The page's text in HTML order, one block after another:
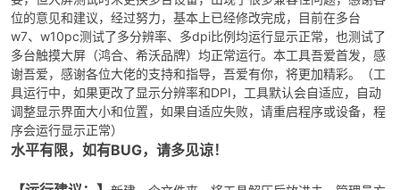
位的意见和建议，经过努力，基本上已经修改完成，目前在多台
w7、w10pc测试了多分辨率、多dpi比例均运行显示正常，也测试了
多台触摸大屏（鸿合、希沃品牌）均正常运行。本工具吾爱首发，感
谢吾爱，感谢各位大佬的支持和指导，吾爱有你，将更加精彩。（工
具运行中，如果更改了显示分辨率和DPI，工具默认会自适应，自动
调整显示界面大小和位置，如果自适应失败，请重启程序或设备，程
序会运行显示正常）
水平有限，如有BUG，请多见谅！